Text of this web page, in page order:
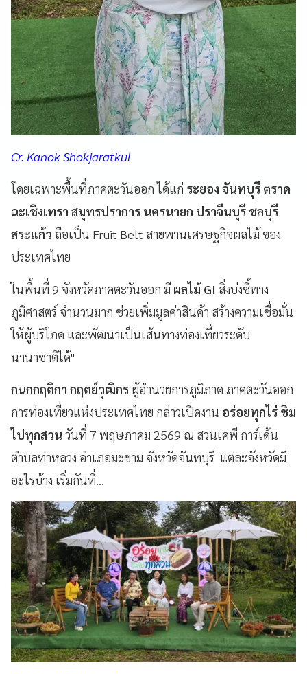
Cr. Kanok Shokjaratkul
โดยเฉพาะพื้นที่ภาคตะวันออก ได้แก่ ระยอง จันทบุรี ตราด
ฉะเชิงเทรา สมุทรปราการ นครนายก ปราจีนบุรี ชลบุรี
สระแก้ว ถือเป็น Fruit Belt สายพานเศรษฐกิจผลไม้ ของ
ประเทศไทย
ในพื้นที่ 9 จังหวัดภาคตะวันออก มี ผลไม้ GI สิ่งบ่งชี้ทาง
ภูมิศาสตร์ จำนวนมาก ช่วยเพิ่มมูลค่าสินค้า สร้างความเชื่อมั่น
ให้ผู้บริโภค และพัฒนาเป็นเส้นทางท่องเที่ยวระดับ
นานาชาติได้"
กนกกฤติกา กฤตย์วุฒิกร ผู้อำนวยการภูมิภาค ภาคตะวันออก
การท่องเที่ยวแห่งประเทศไทย กล่าวเปิดงาน อร่อยทุกไร่ ชิม
ไปทุกสวน วันที่ 7 พฤษภาคม 2569 ณ สวนเคพี การ์เด้น
ตำบลท่าหลวง อำเภอมะขาม จังหวัดจันทบุรี แต่ละจังหวัดมี
อะไรบ้าง เริ่มกันที่...